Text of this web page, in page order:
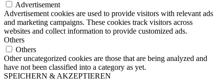
Advertisement
Advertisement cookies are used to provide visitors with relevant ads
and marketing campaigns. These cookies track visitors across
websites and collect information to provide customized ads.
Others
Others
Other uncategorized cookies are those that are being analyzed and
have not been classified into a category as yet.
SPEICHERN & AKZEPTIEREN